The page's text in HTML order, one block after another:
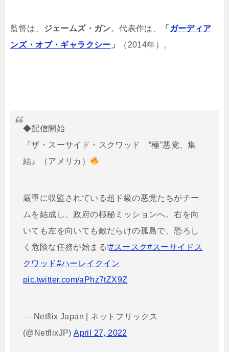
監督は、 ジェームズ・ガン。代表作は、 「 ガーディア
ンズ・オブ・ギャラクシー 」 （2014年）。
◆配信開始
『ザ・スーサイド・スクワッド “極”悪党、集
結』（アメリカ）
厳重に収監されている超ド級の悪党たちがチー
ムを結成し、政府の極秘ミッションへ。右を向
いても左を向いても敵だらけの孤島で、恐ろし
く危険な任務が始まる!#スースク#スーサイドス
クワッド#ハーレイクイン
pic.twitter.com/aPhz7tZX9Z
— Netflix Japan | ネットフリックス
(@NetflixJP)April 27, 2022